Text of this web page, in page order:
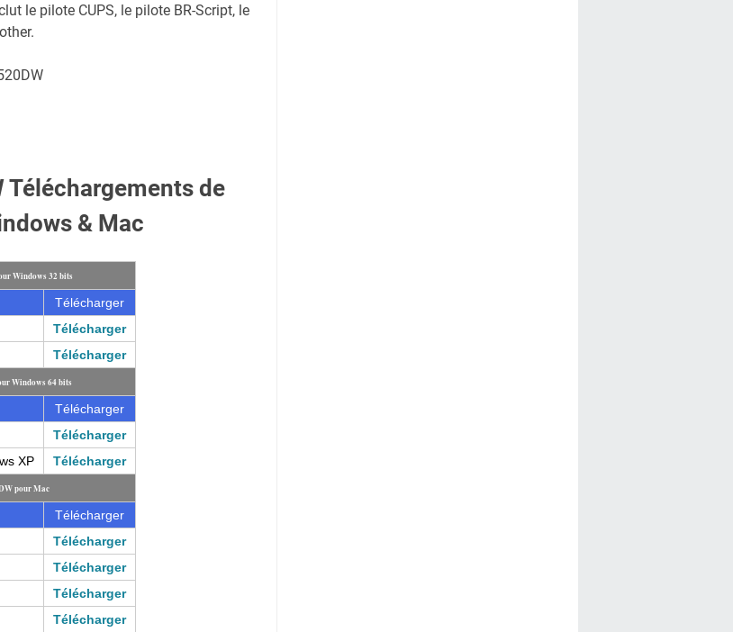
le pilote CUPS, le pilote BR-Script, le
Téléchargements de
& Mac
Windows 32 bits
Télécharger
Télécharger
Télécharger
Windows 64 bits
Télécharger
Télécharger
XP
Télécharger
pour Mac
Télécharger
Télécharger
Télécharger
Télécharger
Télécharger